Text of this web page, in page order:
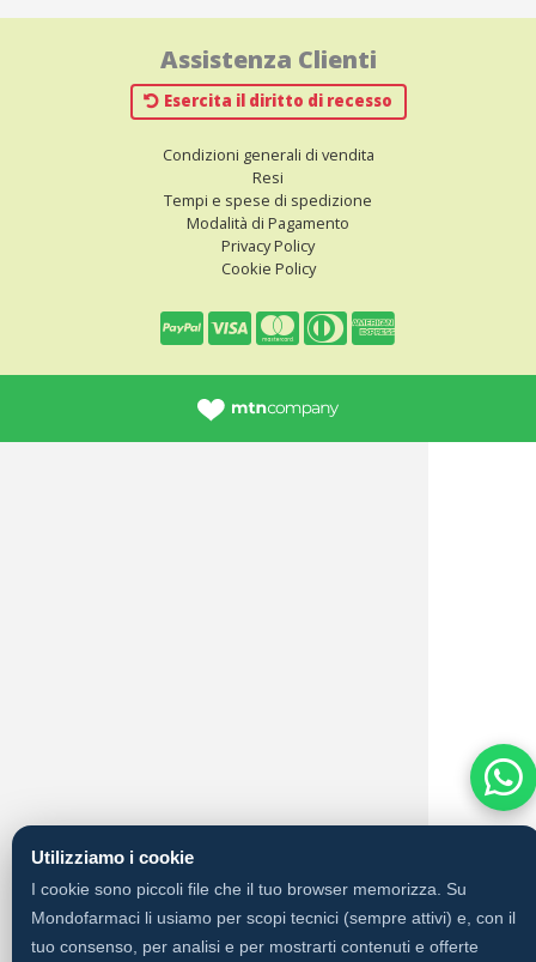
Assistenza Clienti
Esercita il diritto di recesso
Condizioni generali di vendita
Resi
Tempi e spese di spedizione
Modalità di Pagamento
Privacy Policy
Cookie Policy
Utilizziamo i cookie
I cookie sono piccoli file che il tuo browser memorizza. Su
Mondofarmaci li usiamo per scopi tecnici (sempre attivi) e, con il
tuo consenso, per analisi e per mostrarti contenuti e offerte